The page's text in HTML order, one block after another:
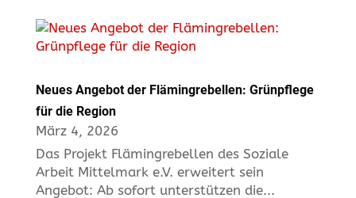
Neues Angebot der Flämingrebellen: Grünpflege
für die Region
März 4, 2026
Das Projekt Flämingrebellen des Soziale
Arbeit Mittelmark e.V. erweitert sein
Angebot: Ab sofort unterstützen die...